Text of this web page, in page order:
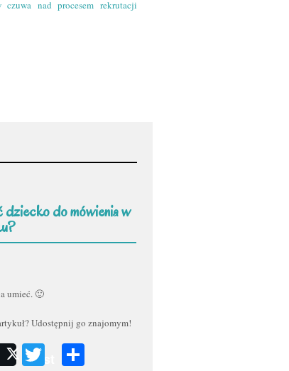
czuwa nad procesem rekrutacji
dziecko do mówienia w
umieć. 🙂
Udostępnij go znajomym!
Post Twitter